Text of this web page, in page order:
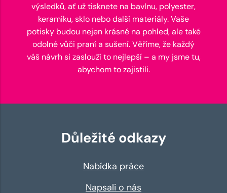
výsledků, ať už tisknete na bavlnu, polyester,
keramiku, sklo nebo další materiály. Vaše
potisky budou nejen krásné na pohled, ale také
odolné vůči praní a sušení. Věříme, že každý
váš návrh si zaslouží to nejlepší – a my jsme tu,
abychom to zajistili.
Důležité odkazy
Nabídka práce
Napsali o nás